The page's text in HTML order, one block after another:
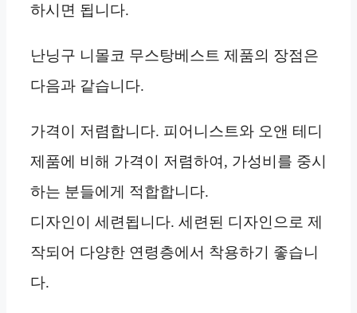
하시면 됩니다.
난닝구 니몰코 무스탕베스트 제품의 장점은
다음과 같습니다.
가격이 저렴합니다. 피어니스트와 오앤 테디
제품에 비해 가격이 저렴하여, 가성비를 중시
하는 분들에게 적합합니다.
디자인이 세련됩니다. 세련된 디자인으로 제
작되어 다양한 연령층에서 착용하기 좋습니
다.